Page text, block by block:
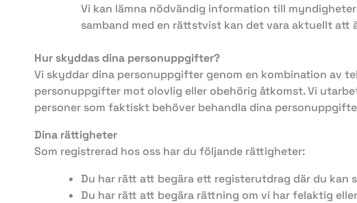
Vi kan lämna nödvändig information till
samband med en rättstvist kan det vara aktuellt
Hur skyddas dina personuppgifter?
Vi skyddar dina personuppgifter genom en kombination av
personuppgifter mot olovlig eller obehörig åtkomst. Vi
personer som faktiskt behöver behandla dina
Dina rättigheter
Som registrerad hos oss har du följande rättigheter:
Du har rätt att begära ett registerutdrag där du kan
Du har rätt att begära rättning om vi har felaktig